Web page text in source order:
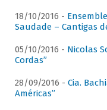
18/10/2016 -
Saudade – Cantigas
05/10/2016 - Nicolas
Cordas”
28/09/2016 - Cia.
Américas”